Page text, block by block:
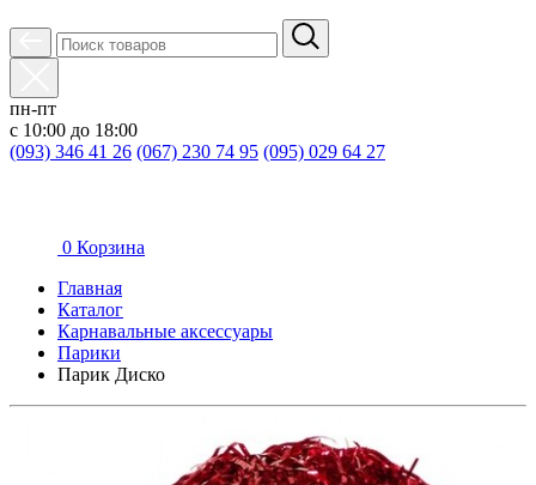
пн-пт
с 10:00 до 18:00
(093) 346 41 26 (067) 230 74 95 (095) 029 64 27
0 Корзина
Главная
Каталог
Карнавальные аксессуары
Парики
Парик Диско